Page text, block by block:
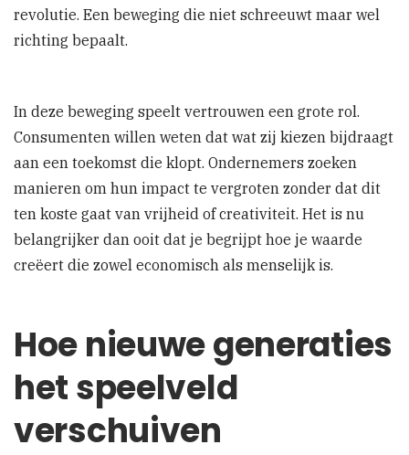
revolutie. Een beweging die niet schreeuwt maar wel
richting bepaalt.
In deze beweging speelt vertrouwen een grote rol.
Consumenten willen weten dat wat zij kiezen bijdraagt
aan een toekomst die klopt. Ondernemers zoeken
manieren om hun impact te vergroten zonder dat dit
ten koste gaat van vrijheid of creativiteit. Het is nu
belangrijker dan ooit dat je begrijpt hoe je waarde
creëert die zowel economisch als menselijk is.
Hoe nieuwe generaties
het speelveld
verschuiven